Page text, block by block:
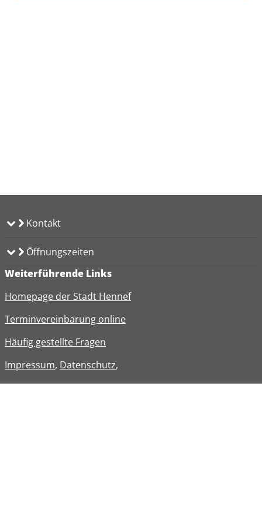
Kontakt
Öffnungszeiten
Weiterführende Links
Homepage der Stadt Hennef
Terminvereinbarung online
Häufig gestellte Fragen
Impressum, Datenschutz,
Erklärung zurBarrierefreiheit